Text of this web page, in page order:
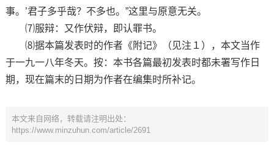
事。’君子多乎哉？不多也。”这里与原意无关。
⑺服辩：又作伏辩，即认罪书。
⑻据本篇发表时的作者《附记》（见注１），本文当作
于一九一八年冬天。按：本书各篇最初发表时都未署写作日
期，现在篇末的日期为作者在编集时所补记。
本文来自网络，转载请注明出处：
https://www.minzuhun.com/article/2691